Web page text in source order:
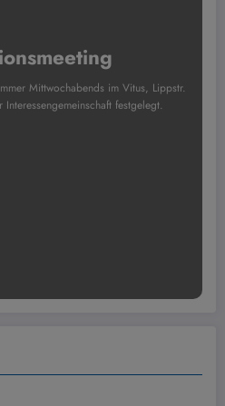
Mittwochabends im Vitus, Lippstr.
festgelegt.